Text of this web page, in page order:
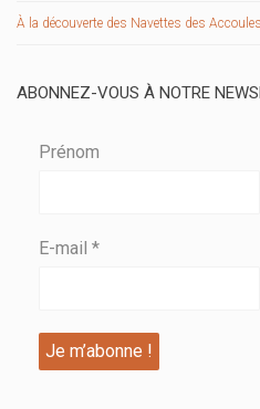
À la découverte des Navettes des
ABONNEZ-VOUS À NOTRE
Prénom
E-mail *